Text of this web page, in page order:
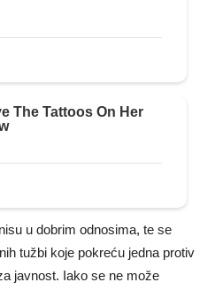
u dobrim odnosima, te se
tužbi koje pokreću jedna protiv
javnost. Iako se ne može